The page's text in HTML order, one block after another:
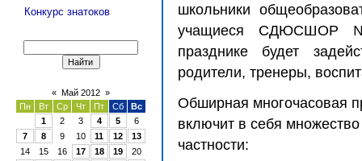
Конкурс знатоков
« Май 2012 »
Пн
Вт Ср Чт Пт Сб
Вс
1
2 3 4 5
6
7
8 9 10 11 12
13
14
15 16 17 18 19
20
школьники
учащиеся СДЮСШОР
празднике будет
родители, тренеры,
Обширная многочасовая
включит в себя
частности: